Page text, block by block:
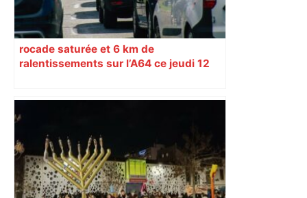
rocade saturée et 6 km de
ralentissements sur l’A64 ce jeudi 12